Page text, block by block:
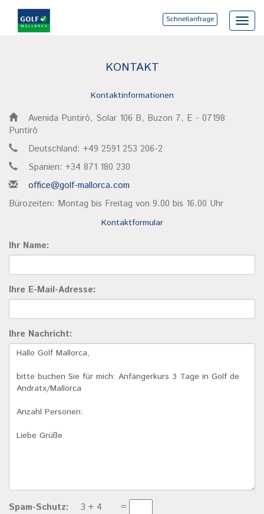
Schnellanfrage
KONTAKT
Kontaktinformationen
Avenida Puntiró, Solar 106 B, Buzon 7, E - 07198
Puntiró
Deutschland: +49 2591 253 206-2
Spanien: +34 871 180 230
office@golf-mallorca.com
Bürozeiten: Montag bis Freitag von 9.00 bis 16.00 Uhr
Kontaktformular
Ihr Name:
Ihre E-Mail-Adresse:
Ihre Nachricht:
Spam-Schutz: 3 + 4 =